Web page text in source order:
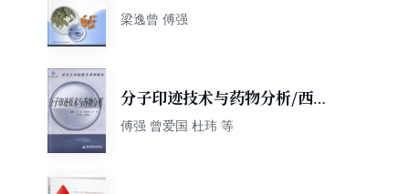
梁逸曾 傅强
分子印迹技术与药物分析/西安
交通大学研究生创新教育系列
傅强 曾爱国 杜玮 等